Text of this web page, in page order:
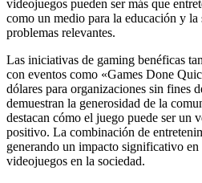
videojuegos pueden ser más que
como un medio para la educación y
problemas relevantes.
Las iniciativas de gaming benéficas
con eventos como «Games Done
dólares para organizaciones sin fines
demuestran la generosidad de la
destacan cómo el juego puede ser un
positivo. La combinación de
generando un impacto significativo
videojuegos en la sociedad.